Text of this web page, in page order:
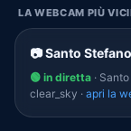
LA WEBCAM PIÙ
📷 Santo
🟢 in diretta ·
clear_sky · apri la